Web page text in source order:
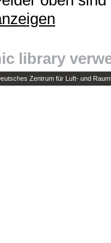
library
Zentrum für Luft- und